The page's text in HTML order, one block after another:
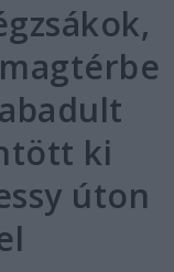
ki
úton